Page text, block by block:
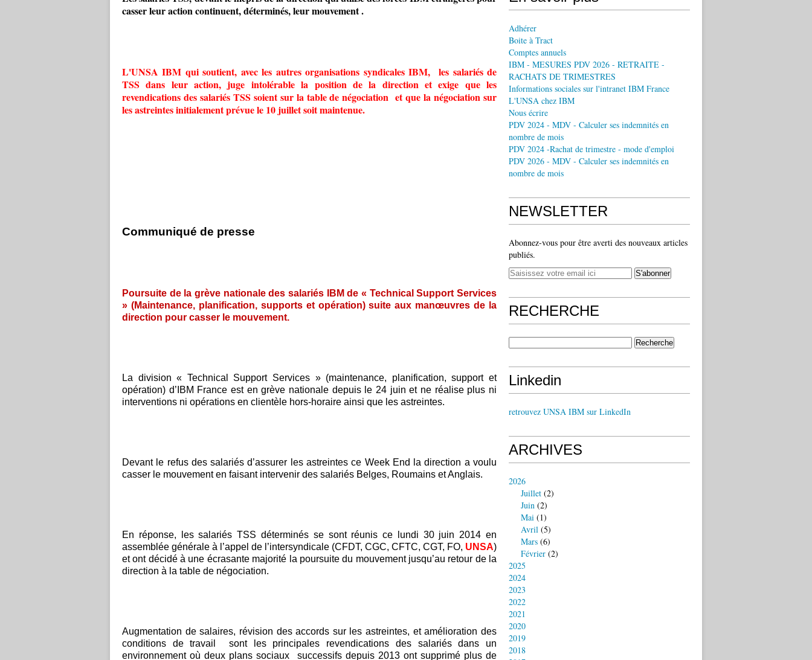
casser leur action continuent, déterminés, leur mouvement .
L'UNSA IBM qui soutient, avec les autres organisations syndicales IBM, les salariés de
TSS dans leur action, juge intolérable la position de la direction et exige que les
revendications des salariés TSS soient sur la table de négociation et que la négociation sur
les astreintes initialement prévue le 10 juillet soit maintenue.
Communiqué de presse
Poursuite de la grève nationale des salariés IBM de « Technical Support Services
» (Maintenance, planification, supports et opération) suite aux manœuvres de la
direction pour casser le mouvement.
La division « Technical Support Services » (maintenance, planification, support et
opération) d’IBM France est en grève nationale depuis le 24 juin et ne réalise plus ni
interventions ni opérations en clientèle hors-horaire ainsi que les astreintes.
Devant le refus des salariés d’assurer les astreintes ce Week End la direction a voulu
casser le mouvement en faisant intervenir des salariés Belges, Roumains et Anglais.
En réponse, les salariés TSS déterminés se sont réunis ce lundi 30 juin 2014 en
assemblée générale à l’appel de l’intersyndicale (CFDT, CGC, CFTC, CGT, FO, UNSA)
et ont décidé à une écrasante majorité la poursuite du mouvement jusqu’au retour de la
direction à la table de négociation.
Augmentation de salaires, révision des accords sur les astreintes, et amélioration des
conditions de travail sont les principales revendications des salariés dans un
environnement où deux plans sociaux successifs depuis 2013 ont supprimé plus de
Adhérer
Boite à Tract
Comptes annuels
IBM - MESURES PDV 2026 - RETRAITE -
RACHATS DE TRIMESTRES
Informations sociales sur l'intranet IBM France
L'UNSA chez IBM
Nous écrire
PDV 2024 - MDV - Calculer ses indemnités en
nombre de mois
PDV 2024 -Rachat de trimestre - mode d'emploi
PDV 2026 - MDV - Calculer ses indemnités en
nombre de mois
NEWSLETTER
Abonnez-vous pour être averti des nouveaux articles
publiés.
RECHERCHE
Linkedin
retrouvez UNSA IBM sur LinkedIn
ARCHIVES
2026
Juillet (2)
Juin (2)
Mai (1)
Avril (5)
Mars (6)
Février (2)
2025
2024
2023
2022
2021
2020
2019
2018